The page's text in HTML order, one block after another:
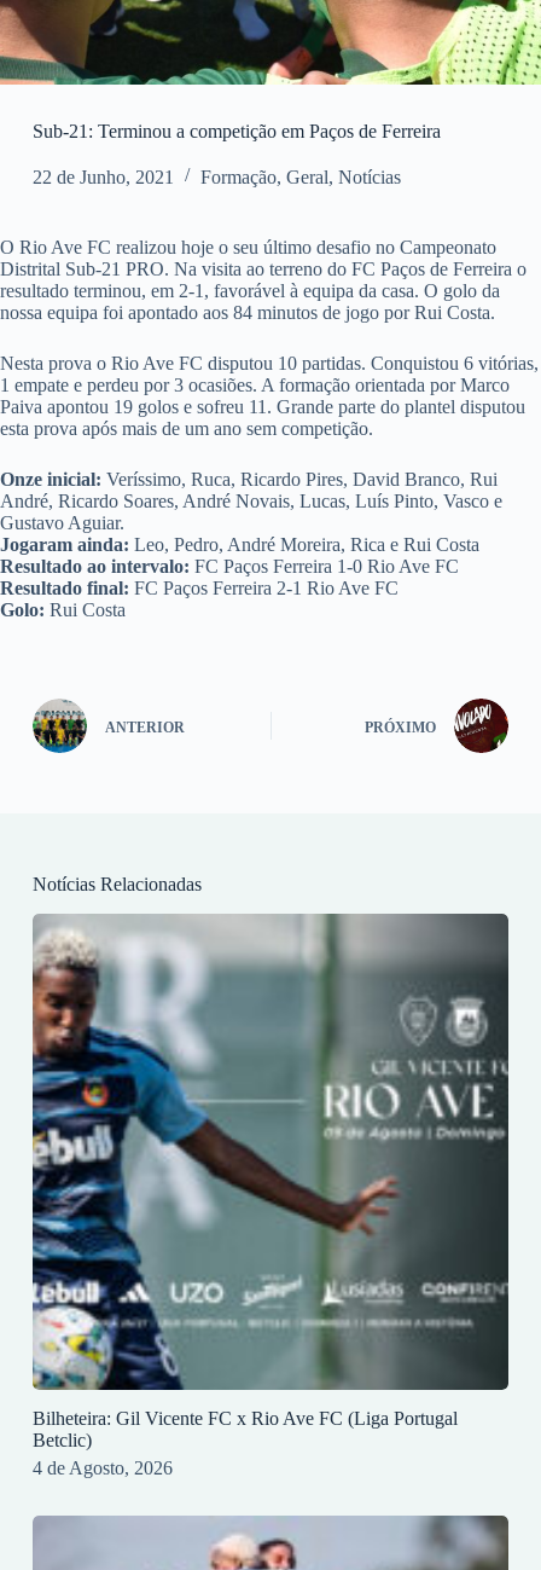
Sub-21: Terminou a competição em Paços de Ferreira
22 de Junho, 2021 Formação, Geral, Notícias
O Rio Ave FC realizou hoje o seu último desafio no Campeonato
Distrital Sub-21 PRO. Na visita ao terreno do FC Paços de Ferreira o
resultado terminou, em 2-1, favorável à equipa da casa. O golo da
nossa equipa foi apontado aos 84 minutos de jogo por Rui Costa.
Nesta prova o Rio Ave FC disputou 10 partidas. Conquistou 6 vitórias,
1 empate e perdeu por 3 ocasiões. A formação orientada por Marco
Paiva apontou 19 golos e sofreu 11. Grande parte do plantel disputou
esta prova após mais de um ano sem competição.
Onze inicial: Veríssimo, Ruca, Ricardo Pires, David Branco, Rui
André, Ricardo Soares, André Novais, Lucas, Luís Pinto, Vasco e
Gustavo Aguiar.
Jogaram ainda: Leo, Pedro, André Moreira, Rica e Rui Costa
Resultado ao intervalo: FC Paços Ferreira 1-0 Rio Ave FC
Resultado final: FC Paços Ferreira 2-1 Rio Ave FC
Golo: Rui Costa
ANTERIOR PRÓXIMO
Notícias Relacionadas
Bilheteira: Gil Vicente FC x Rio Ave FC (Liga Portugal
Betclic)
4 de Agosto, 2026